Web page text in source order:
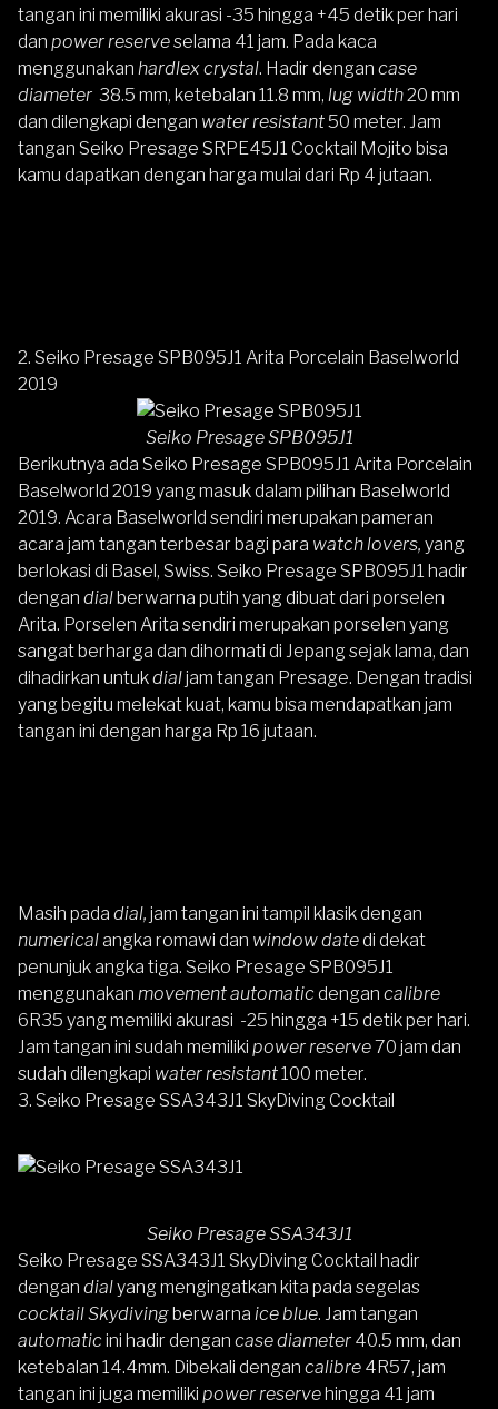
tangan ini memiliki akurasi -35 hingga +45 detik per hari
dan power reserveselama 41 jam. Pada kaca
menggunakan hardlex crystal. Hadir dengan case
diameter 38.5 mm, ketebalan 11.8 mm, lug width20 mm
dan dilengkapi dengan water resistant50 meter. Jam
tangan Seiko Presage SRPE45J1 Cocktail Mojito bisa
kamu dapatkan dengan harga mulai dari Rp 4 jutaan.
2. Seiko Presage SPB095J1 Arita Porcelain Baselworld
2019
Seiko Presage SPB095J1
Berikutnya ada Seiko Presage SPB095J1 Arita Porcelain
Baselworld 2019 yang masuk dalam pilihan Baselworld
2019. Acara Baselworld sendiri merupakan pameran
acara jam tangan terbesar bagi para watch lovers, yang
berlokasi di Basel, Swiss. Seiko Presage SPB095J1 hadir
dengan dialberwarna putih yang dibuat dari porselen
Arita. Porselen Arita sendiri merupakan porselen yang
sangat berharga dan dihormati di Jepang sejak lama, dan
dihadirkan untukdialjam tangan Presage. Dengan tradisi
yang begitu melekat kuat, kamu bisa mendapatkan jam
tangan ini dengan harga Rp 16 jutaan.
Masih pada dial, jam tangan ini tampil klasik dengan
numericalangka romawi dan window datedi dekat
penunjuk angka tiga. Seiko Presage SPB095J1
menggunakan movement automatic dengan calibre
6R35 yang memiliki akurasi -25 hingga +15 detik per hari.
Jam tangan ini sudah memiliki power reserve70 jam dan
sudah dilengkapi water resistant100 meter.
3. Seiko Presage SSA343J1 SkyDiving Cocktail
Seiko Presage SSA343J1
Seiko Presage SSA343J1 SkyDiving Cocktail hadir
dengan dialyang mengingatkan kita pada segelas
cocktailSkydivingberwarna ice blue. Jam tangan
automatic ini hadir dengan case diameter 40.5 mm, dan
ketebalan 14.4mm. Dibekali dengan calibre 4R57, jam
tangan ini juga memiliki power reservehingga 41 jam